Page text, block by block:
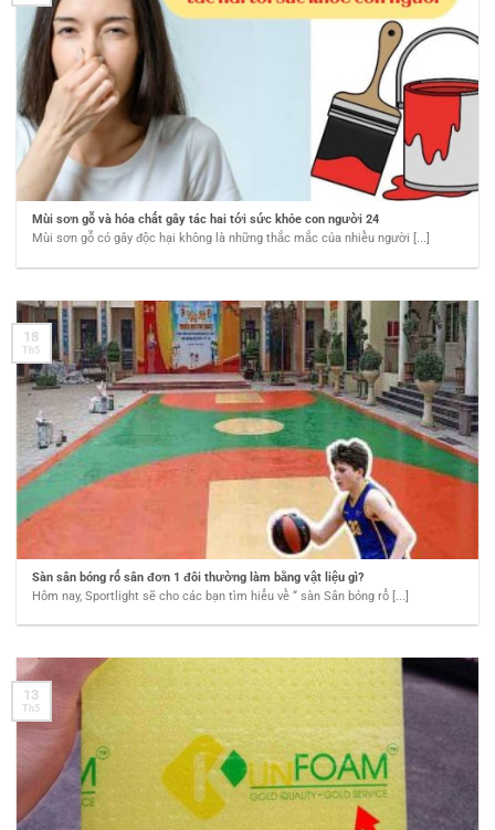
Mùi sơn gỗ và hóa chất gây tác hai tới sức khỏe con người 24
Mùi sơn gỗ có gây độc hại không là những thắc mắc của nhiều người [...]
Sàn sân bóng rổ sân đơn 1 đôi thường làm bằng vật liệu gì?
Hôm nay, Sportlight sẽ cho các bạn tìm hiểu về “ sàn Sân bóng rổ [...]
18
Th5
13
Th5